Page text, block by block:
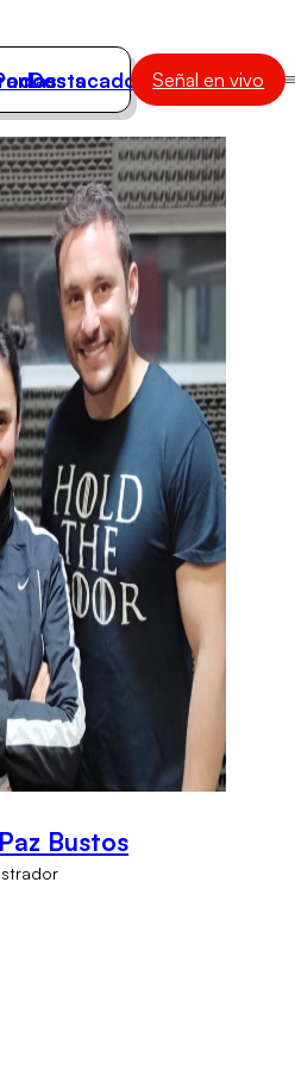
Destacados Señal en vivo
Bustos